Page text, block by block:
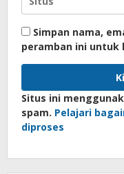
Simpan nama,
peramban ini untuk
Situs ini
spam. Pelajari
diproses